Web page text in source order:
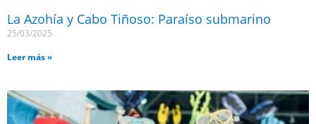
La Azohía y Cabo Tiñoso: Paraíso submarino
25/03/2025
Leer más »